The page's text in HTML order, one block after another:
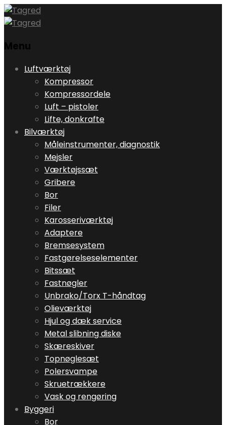
Menu
Skip
content
Luftværktøj
Kompressor
Kompressordele
Luft – pistoler
Lifte, donkrafte
Bilværktøj
Måleinstrumenter, diagnostik
Mejsler
Værktøjssæt
Gribere
Bor
Filer
Karosseriværktøj
Adaptere
Bremsesystem
Fastgørelseselementer
Bitssæt
Fastnøgler
Unbrako/Torx T-håndtag
Olieværktøj
Hjul og dæk service
Metal slibning diske
Skæreskiver
Topnøglesæt
Polersvampe
Skruetrækkere
Vask og rengøring
Byggeri
Bor